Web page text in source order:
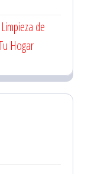
de
Hogar